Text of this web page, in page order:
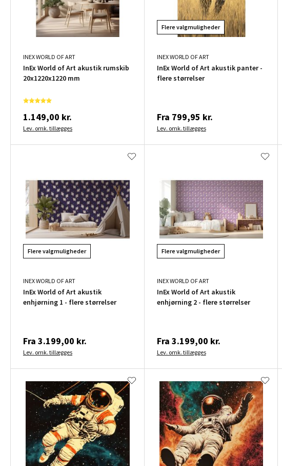
INEX WORLD OF ART
InEx World of Art akustik rumskib
20x1220x1220 mm
1.149,00 kr.
Lev. omk. tillægges
Flere valgmuligheder
INEX WORLD OF ART
InEx World of Art akustik panter -
flere størrelser
Fra 799,95 kr.
Lev. omk. tillægges
Flere valgmuligheder
INEX WORLD OF ART
InEx World of Art akustik
enhjørning 1 - flere størrelser
Fra 3.199,00 kr.
Lev. omk. tillægges
Flere valgmuligheder
INEX WORLD OF ART
InEx World of Art akustik
enhjørning 2 - flere størrelser
Fra 3.199,00 kr.
Lev. omk. tillægges